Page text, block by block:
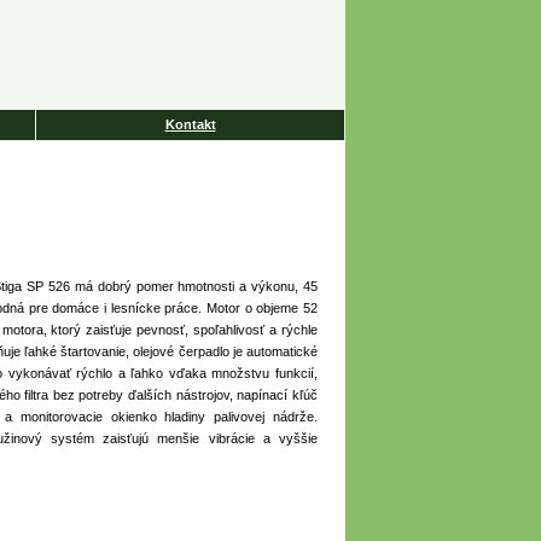
Kontakt
SP 526 má dobrý pomer hmotnosti a výkonu, 45
pre domáce i lesnícke práce. Motor o objeme 52
ktorý zaisťuje pevnosť, spoľahlivosť a rýchle
ľahké štartovanie, olejové čerpadlo je automatické
vykonávať rýchlo a ľahko vďaka množstvu funkcií,
filtra bez potreby ďalších nástrojov, napínací kľúč
monitorovacie okienko hladiny palivovej nádrže.
systém zaisťujú menšie vibrácie a vyššie